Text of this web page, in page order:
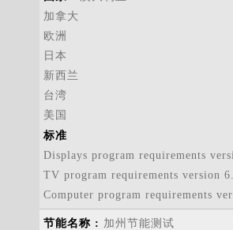
加拿大
欧洲
日本
新西兰
台湾
美国
标准
Displays program requirements
TV program requirements version
Computer program requirements
加州节能测试